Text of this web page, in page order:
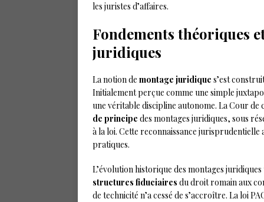
les juristes d’affaires.
Fondements théoriques
juridiques
La notion de montage juridique s’est
Initialement perçue comme une simple
une véritable discipline autonome. La Cour
de principe des montages juridiques, sous
à la loi. Cette reconnaissance
pratiques.
L’évolution historique des montages
structures fiduciaires du droit romain aux
de technicité n’a cessé de s’accroître. La loi